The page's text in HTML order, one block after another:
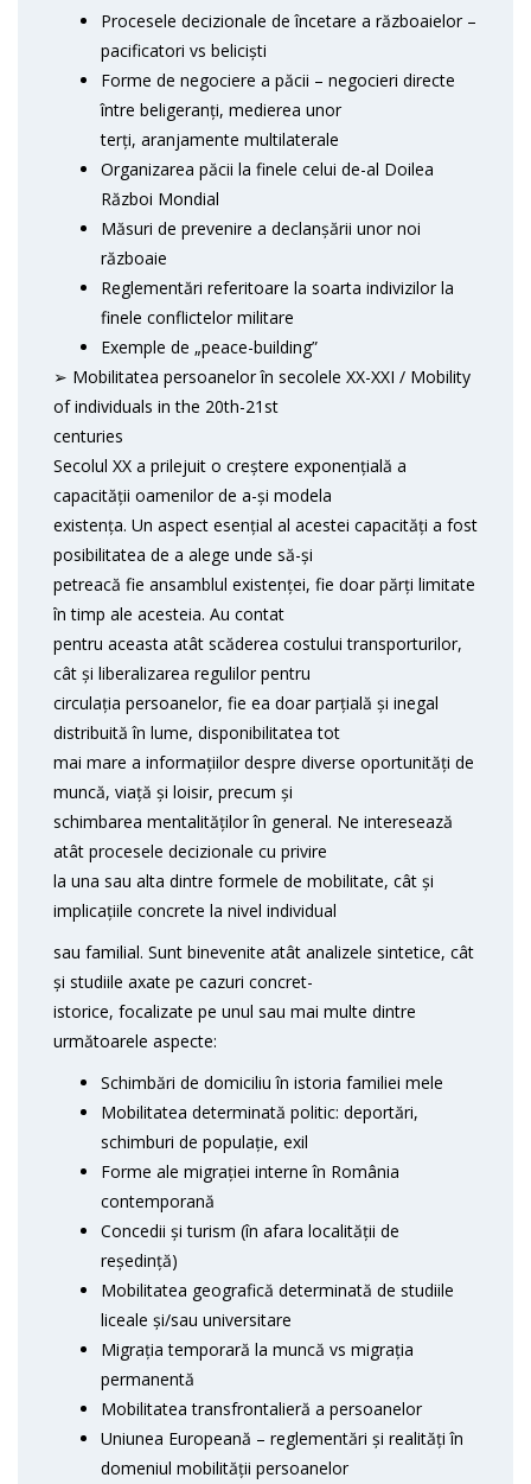
Procesele decizionale de încetare a războaielor –
pacificatori vs beliciști
Forme de negociere a păcii – negocieri directe
între beligeranți, medierea unor
terți, aranjamente multilaterale
Organizarea păcii la finele celui de-al Doilea
Război Mondial
Măsuri de prevenire a declanșării unor noi
războaie
Reglementări referitoare la soarta indivizilor la
finele conflictelor militare
Exemple de „peace-building”
➢ Mobilitatea persoanelor în secolele XX-XXI / Mobility
of individuals in the 20th-21st
centuries
Secolul XX a prilejuit o creștere exponențială a
capacității oamenilor de a-și modela
existența. Un aspect esențial al acestei capacități a fost
posibilitatea de a alege unde să-și
petreacă fie ansamblul existenței, fie doar părți limitate
în timp ale acesteia. Au contat
pentru aceasta atât scăderea costului transporturilor,
cât și liberalizarea regulilor pentru
circulația persoanelor, fie ea doar parțială și inegal
distribuită în lume, disponibilitatea tot
mai mare a informațiilor despre diverse oportunități de
muncă, viață și loisir, precum și
schimbarea mentalităților în general. Ne interesează
atât procesele decizionale cu privire
la una sau alta dintre formele de mobilitate, cât și
implicațiile concrete la nivel individual
sau familial. Sunt binevenite atât analizele sintetice, cât
și studiile axate pe cazuri concret-
istorice, focalizate pe unul sau mai multe dintre
următoarele aspecte:
Schimbări de domiciliu în istoria familiei mele
Mobilitatea determinată politic: deportări,
schimburi de populație, exil
Forme ale migrației interne în România
contemporană
Concedii și turism (în afara localității de
reședință)
Mobilitatea geografică determinată de studiile
liceale și/sau universitare
Migrația temporară la muncă vs migrația
permanentă
Mobilitatea transfrontalieră a persoanelor
Uniunea Europeană – reglementări și realități în
domeniul mobilității persoanelor